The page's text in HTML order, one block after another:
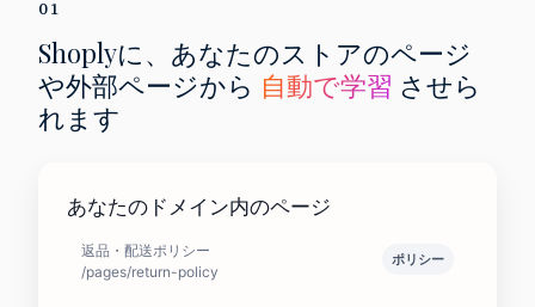
01
Shoplyに、あなたのストアのページ
や外部ページから 自動で学習 させら
れます
あなたのドメイン内のページ
返品・配送ポリシー
/pages/return-policy
ポリシー